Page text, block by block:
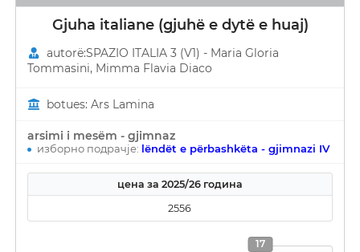
Gjuha italiane (gjuhë e dytë e huaj)
autorë:SPAZIO ITALIA 3 (V1) - Maria Gloria
Tommasini, Mimma Flavia Diaco
botues: Ars Lamina
arsimi i mesëm - gjimnaz
изборно подрачје: lëndët e përbashkëta - gjimnazi IV
цена за 2025/26 година
2556
17